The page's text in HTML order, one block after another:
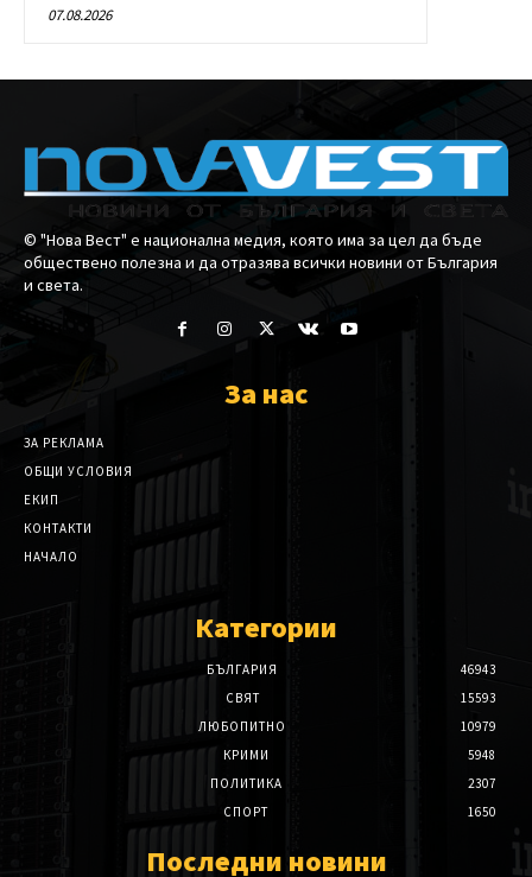
07.08.2026
© "Нова Вест" е национална медия, която има за цел да бъде
обществено полезна и да отразява всички новини от България
и света.
За нас
ЗА РЕКЛАМА
ОБЩИ УСЛОВИЯ
ЕКИП
КОНТАКТИ
НАЧАЛО
Категории
БЪЛГАРИЯ
46943
СВЯТ
15593
ЛЮБОПИТНО
10979
КРИМИ
5948
ПОЛИТИКА
2307
СПОРТ
1650
Последни новини